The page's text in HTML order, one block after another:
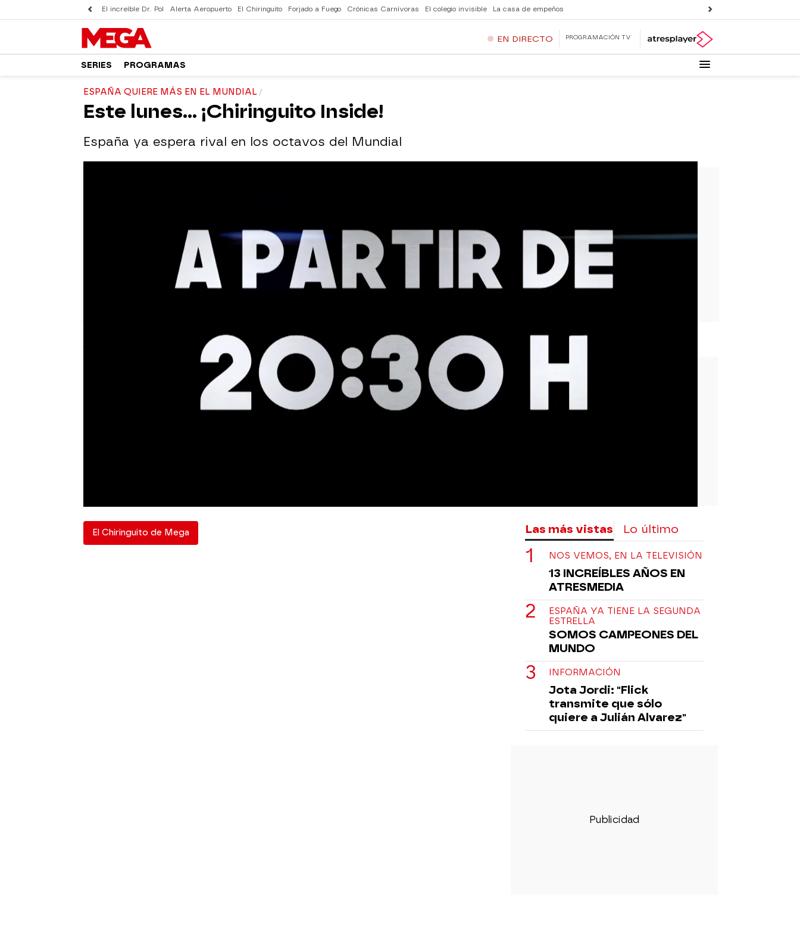
El increíble Dr. Pol Alerta Aeropuerto El Chiringuito Forjado a Fuego Crónicas Carnívoras El colegio invisible La casa de empeños
EN DIRECTO PROGRAMACIÓN TV
SERIES PROGRAMAS
ESPAÑA QUIERE MÁS EN EL MUNDIAL
Este lunes... ¡Chiringuito Inside!
España ya espera rival en los octavos del Mundial
03 de julio de 2026, 02:10
WhatsappFacebook Flipboard
El Chiringuito de Mega Las más vistas Lo último
NOS VEMOS, EN LA TELEVISIÓN
13 INCREÍBLES AÑOS EN
ATRESMEDIA
ESPAÑA YA TIENE LA SEGUNDA
ESTRELLA
SOMOS CAMPEONES DEL
MUNDO
INFORMACIÓN
Jota Jordi: "Flick
transmite que sólo
quiere a Julián Alvarez"